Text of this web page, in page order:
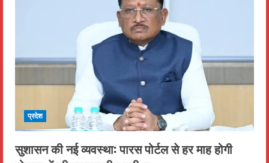
प्रदेश
सुशासन की नई व्यवस्था: पारस पोर्टल से हर माह होगी